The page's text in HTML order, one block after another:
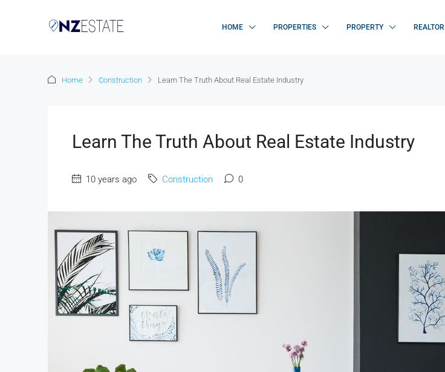
HOME PROPERTIES PROPERTY REALTOR
Home Construction Learn The Truth About Real Estate Industry
Learn The Truth About Real Estate Industry
10 years ago Construction 0